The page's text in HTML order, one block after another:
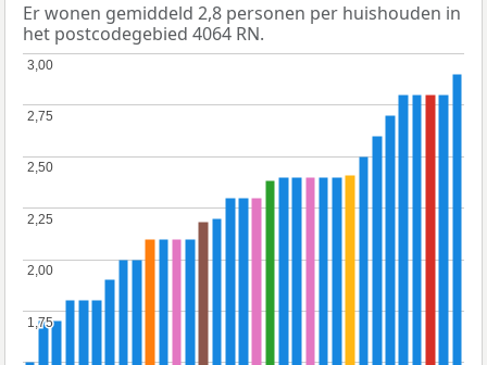
Er wonen gemiddeld 2,8 personen per huishouden in
het postcodegebied 4064 RN.
1,75
1,75
2,00
2,00
2,25
2,25
2,50
2,50
2,75
2,75
3,00
3,00